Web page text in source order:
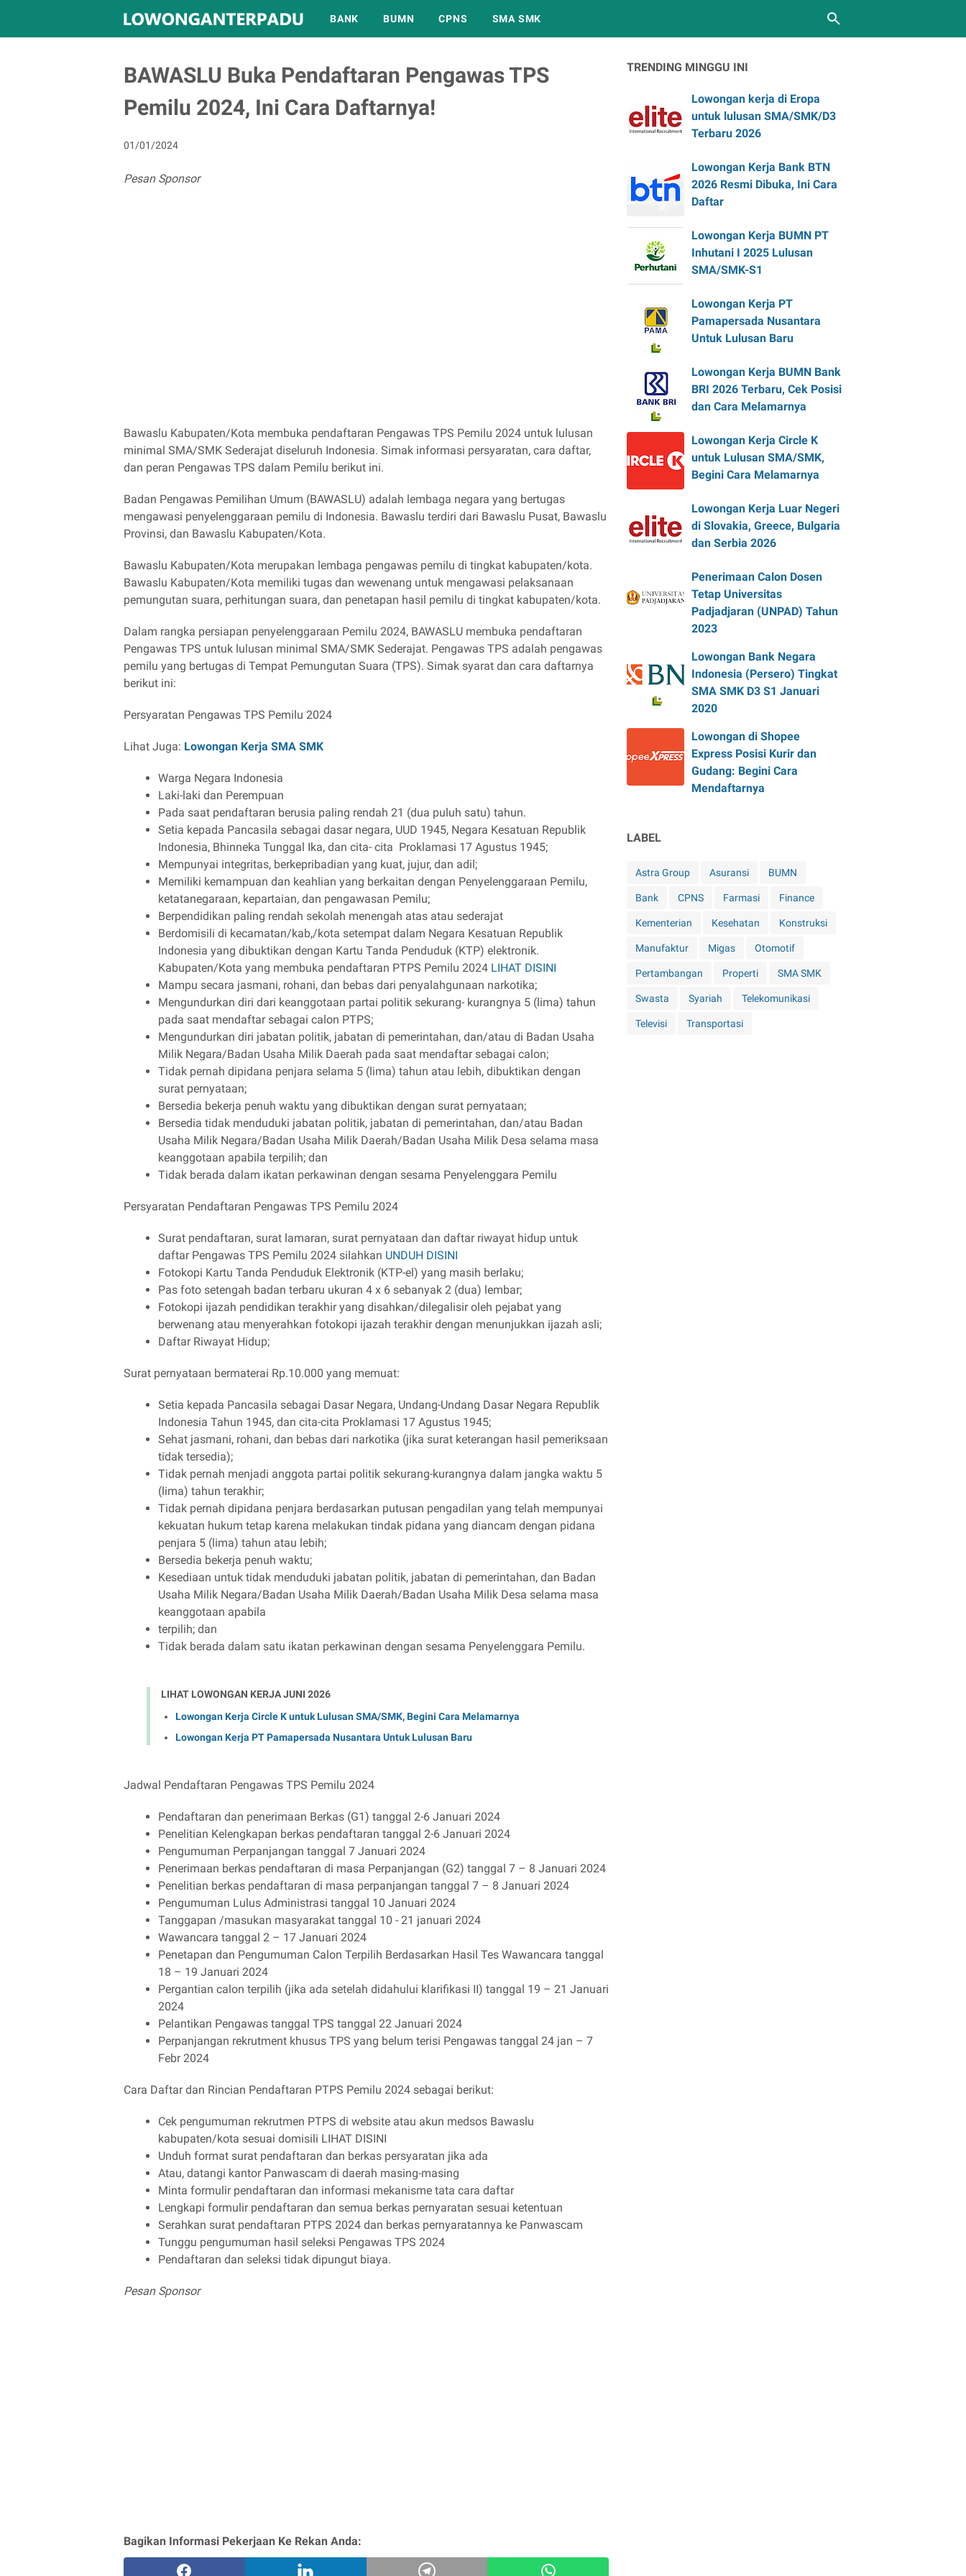
BANK BUMN CPNS SMA SMK
BAWASLU Buka Pendaftaran Pengawas TPS
Pemilu 2024, Ini Cara Daftarnya!
01/01/2024
Pesan Sponsor
Bawaslu Kabupaten/Kota membuka pendaftaran Pengawas TPS Pemilu 2024 untuk lulusan
minimal SMA/SMK Sederajat diseluruh Indonesia. Simak informasi persyaratan, cara daftar,
dan peran Pengawas TPS dalam Pemilu berikut ini.
Badan Pengawas Pemilihan Umum (BAWASLU) adalah lembaga negara yang bertugas
mengawasi penyelenggaraan pemilu di Indonesia. Bawaslu terdiri dari Bawaslu Pusat, Bawaslu
Provinsi, dan Bawaslu Kabupaten/Kota.
Bawaslu Kabupaten/Kota merupakan lembaga pengawas pemilu di tingkat kabupaten/kota.
Bawaslu Kabupaten/Kota memiliki tugas dan wewenang untuk mengawasi pelaksanaan
pemungutan suara, perhitungan suara, dan penetapan hasil pemilu di tingkat kabupaten/kota.
Dalam rangka persiapan penyelenggaraan Pemilu 2024, BAWASLU membuka pendaftaran
Pengawas TPS untuk lulusan minimal SMA/SMK Sederajat. Pengawas TPS adalah pengawas
pemilu yang bertugas di Tempat Pemungutan Suara (TPS). Simak syarat dan cara daftarnya
berikut ini:
Persyaratan Pengawas TPS Pemilu 2024
Lihat Juga: Lowongan Kerja SMA SMK
Warga Negara Indonesia
Laki-laki dan Perempuan
Pada saat pendaftaran berusia paling rendah 21 (dua puluh satu) tahun.
Setia kepada Pancasila sebagai dasar negara, UUD 1945, Negara Kesatuan Republik
Indonesia, Bhinneka Tunggal Ika, dan cita- cita Proklamasi 17 Agustus 1945;
Mempunyai integritas, berkepribadian yang kuat, jujur, dan adil;
Memiliki kemampuan dan keahlian yang berkaitan dengan Penyelenggaraan Pemilu,
ketatanegaraan, kepartaian, dan pengawasan Pemilu;
Berpendidikan paling rendah sekolah menengah atas atau sederajat
Berdomisili di kecamatan/kab,/kota setempat dalam Negara Kesatuan Republik
Indonesia yang dibuktikan dengan Kartu Tanda Penduduk (KTP) elektronik.
Kabupaten/Kota yang membuka pendaftaran PTPS Pemilu 2024 LIHAT DISINI
Mampu secara jasmani, rohani, dan bebas dari penyalahgunaan narkotika;
Mengundurkan diri dari keanggotaan partai politik sekurang- kurangnya 5 (lima) tahun
pada saat mendaftar sebagai calon PTPS;
Mengundurkan diri jabatan politik, jabatan di pemerintahan, dan/atau di Badan Usaha
Milik Negara/Badan Usaha Milik Daerah pada saat mendaftar sebagai calon;
Tidak pernah dipidana penjara selama 5 (lima) tahun atau lebih, dibuktikan dengan
surat pernyataan;
Bersedia bekerja penuh waktu yang dibuktikan dengan surat pernyataan;
Bersedia tidak menduduki jabatan politik, jabatan di pemerintahan, dan/atau Badan
Usaha Milik Negara/Badan Usaha Milik Daerah/Badan Usaha Milik Desa selama masa
keanggotaan apabila terpilih; dan
Tidak berada dalam ikatan perkawinan dengan sesama Penyelenggara Pemilu
Persyaratan Pendaftaran Pengawas TPS Pemilu 2024
Surat pendaftaran, surat lamaran, surat pernyataan dan daftar riwayat hidup untuk
daftar Pengawas TPS Pemilu 2024 silahkan UNDUH DISINI
Fotokopi Kartu Tanda Penduduk Elektronik (KTP-el) yang masih berlaku;
Pas foto setengah badan terbaru ukuran 4 x 6 sebanyak 2 (dua) lembar;
Fotokopi ijazah pendidikan terakhir yang disahkan/dilegalisir oleh pejabat yang
berwenang atau menyerahkan fotokopi ijazah terakhir dengan menunjukkan ijazah asli;
Daftar Riwayat Hidup;
Surat pernyataan bermaterai Rp.10.000 yang memuat:
Setia kepada Pancasila sebagai Dasar Negara, Undang-Undang Dasar Negara Republik
Indonesia Tahun 1945, dan cita-cita Proklamasi 17 Agustus 1945;
Sehat jasmani, rohani, dan bebas dari narkotika (jika surat keterangan hasil pemeriksaan
tidak tersedia);
Tidak pernah menjadi anggota partai politik sekurang-kurangnya dalam jangka waktu 5
(lima) tahun terakhir;
Tidak pernah dipidana penjara berdasarkan putusan pengadilan yang telah mempunyai
kekuatan hukum tetap karena melakukan tindak pidana yang diancam dengan pidana
penjara 5 (lima) tahun atau lebih;
Bersedia bekerja penuh waktu;
Kesediaan untuk tidak menduduki jabatan politik, jabatan di pemerintahan, dan Badan
Usaha Milik Negara/Badan Usaha Milik Daerah/Badan Usaha Milik Desa selama masa
keanggotaan apabila
terpilih; dan
Tidak berada dalam satu ikatan perkawinan dengan sesama Penyelenggara Pemilu.
LIHAT LOWONGAN KERJA JUNI 2026
Lowongan Kerja Circle K untuk Lulusan SMA/SMK, Begini Cara Melamarnya
Lowongan Kerja PT Pamapersada Nusantara Untuk Lulusan Baru
Jadwal Pendaftaran Pengawas TPS Pemilu 2024
Pendaftaran dan penerimaan Berkas (G1) tanggal 2-6 Januari 2024
Penelitian Kelengkapan berkas pendaftaran tanggal 2-6 Januari 2024
Pengumuman Perpanjangan tanggal 7 Januari 2024
Penerimaan berkas pendaftaran di masa Perpanjangan (G2) tanggal 7 – 8 Januari 2024
Penelitian berkas pendaftaran di masa perpanjangan tanggal 7 – 8 Januari 2024
Pengumuman Lulus Administrasi tanggal 10 Januari 2024
Tanggapan /masukan masyarakat tanggal 10 - 21 januari 2024
Wawancara tanggal 2 – 17 Januari 2024
Penetapan dan Pengumuman Calon Terpilih Berdasarkan Hasil Tes Wawancara tanggal
18 – 19 Januari 2024
Pergantian calon terpilih (jika ada setelah didahului klarifikasi II) tanggal 19 – 21 Januari
2024
Pelantikan Pengawas tanggal TPS tanggal 22 Januari 2024
Perpanjangan rekrutment khusus TPS yang belum terisi Pengawas tanggal 24 jan – 7
Febr 2024
Cara Daftar dan Rincian Pendaftaran PTPS Pemilu 2024 sebagai berikut:
Cek pengumuman rekrutmen PTPS di website atau akun medsos Bawaslu
kabupaten/kota sesuai domisili LIHAT DISINI
Unduh format surat pendaftaran dan berkas persyaratan jika ada
Atau, datangi kantor Panwascam di daerah masing-masing
Minta formulir pendaftaran dan informasi mekanisme tata cara daftar
Lengkapi formulir pendaftaran dan semua berkas pernyaratan sesuai ketentuan
Serahkan surat pendaftaran PTPS 2024 dan berkas pernyaratannya ke Panwascam
Tunggu pengumuman hasil seleksi Pengawas TPS 2024
Pendaftaran dan seleksi tidak dipungut biaya.
Pesan Sponsor
Bagikan Informasi Pekerjaan Ke Rekan Anda:
TRENDING MINGGU INI
Lowongan kerja di Eropa
untuk lulusan SMA/SMK/D3
Terbaru 2026
Lowongan Kerja Bank BTN
2026 Resmi Dibuka, Ini Cara
Daftar
Lowongan Kerja BUMN PT
Inhutani I 2025 Lulusan
SMA/SMK-S1
Lowongan Kerja PT
Pamapersada Nusantara
Untuk Lulusan Baru
Lowongan Kerja BUMN Bank
BRI 2026 Terbaru, Cek Posisi
dan Cara Melamarnya
Lowongan Kerja Circle K
untuk Lulusan SMA/SMK,
Begini Cara Melamarnya
Lowongan Kerja Luar Negeri
di Slovakia, Greece, Bulgaria
dan Serbia 2026
Penerimaan Calon Dosen
Tetap Universitas
Padjadjaran (UNPAD) Tahun
2023
Lowongan Bank Negara
Indonesia (Persero) Tingkat
SMA SMK D3 S1 Januari
2020
Lowongan di Shopee
Express Posisi Kurir dan
Gudang: Begini Cara
Mendaftarnya
LABEL
Astra Group Asuransi BUMN
Bank CPNS Farmasi Finance
Kementerian Kesehatan Konstruksi
Manufaktur Migas Otomotif
Pertambangan Properti SMA SMK
Swasta Syariah Telekomunikasi
Televisi Transportasi